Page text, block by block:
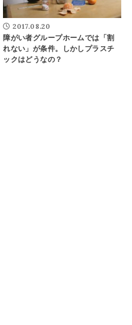
2017.08.20
障がい者グループホームでは「割
れない」が条件。しかしプラスチ
ックはどうなの？